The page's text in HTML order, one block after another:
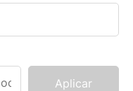
Aplicar